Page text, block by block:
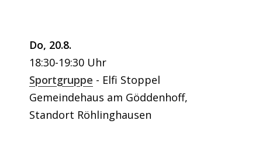
Do, 20.8.
18:30-19:30 Uhr
Sportgruppe
Elfi Stoppel
Gemeindehaus am Göddenhoff,
Standort Röhlinghausen